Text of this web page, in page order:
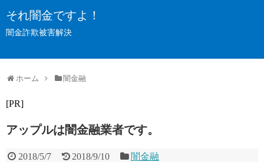
それ闇金ですよ！
闇金詐欺被害解決
ホーム 闇金融
[PR]
アップルは闇金融業者です。
2018/5/7 2018/9/10 闇金融